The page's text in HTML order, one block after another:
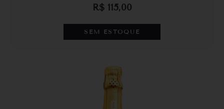
R$115,00
SEM ESTOQUE